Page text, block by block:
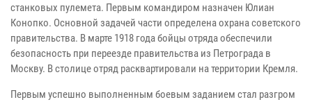
станковых пулемета. Первым командиром назначен Юлиан
Конопко. Основной задачей части определена охрана советского
правительства. В марте 1918 года бойцы отряда обеспечили
безопасность при переезде правительства из Петрограда в
Москву. В столице отряд расквартировали на территории Кремля.
Первым успешно выполненным боевым заданием стал разгром